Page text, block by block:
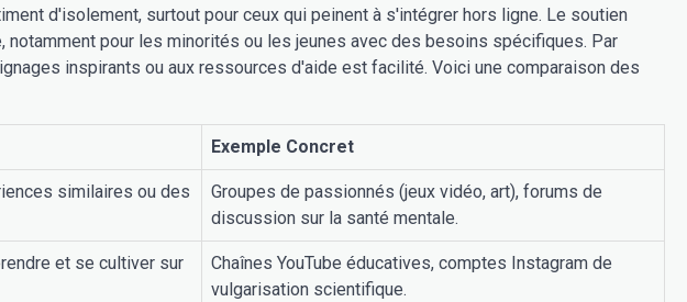
d'isolement, surtout pour ceux qui peinent à s'intégrer hors ligne. Le soutien
pour les minorités ou les jeunes avec des besoins spécifiques. Par
inspirants ou aux ressources d'aide est facilité. Voici une comparaison des
Exemple Concret
similaires ou des
Groupes de passionnés (jeux vidéo, art), forums de
discussion sur la santé mentale.
et se cultiver sur
Chaînes YouTube éducatives, comptes Instagram de
vulgarisation scientifique.